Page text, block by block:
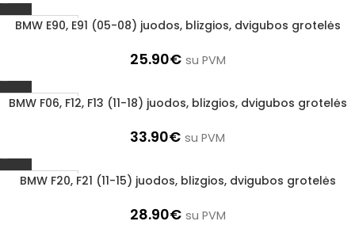
1–3 D. D.
BMW E90, E91 (05-08) juodos, blizgios, dvigubos grotelės
25.90€ su PVM
1–3 D. D.
BMW F06, F12, F13 (11-18) juodos, blizgios, dvigubos grotelės
33.90€ su PVM
1–3 D. D.
BMW F20, F21 (11-15) juodos, blizgios, dvigubos grotelės
28.90€ su PVM